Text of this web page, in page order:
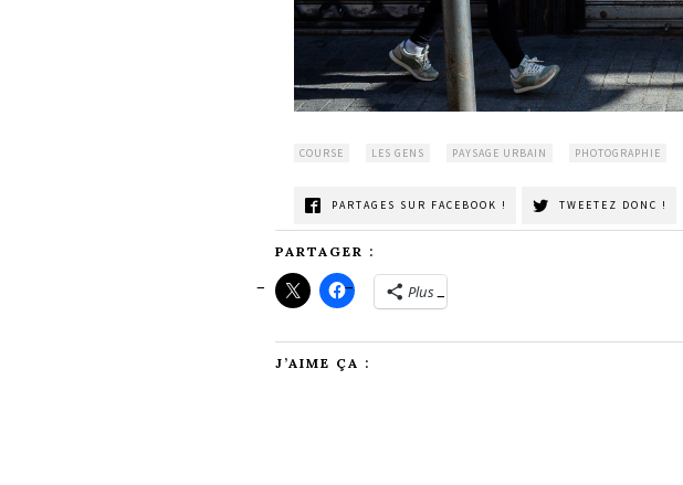
COURSE LES GENS PAYSAGE URBAIN PHOTOGRAPHIE
PARTAGES SUR FACEBOOK ! TWEETEZ DONC !
PARTAGER :
Plus
J’AIME ÇA :